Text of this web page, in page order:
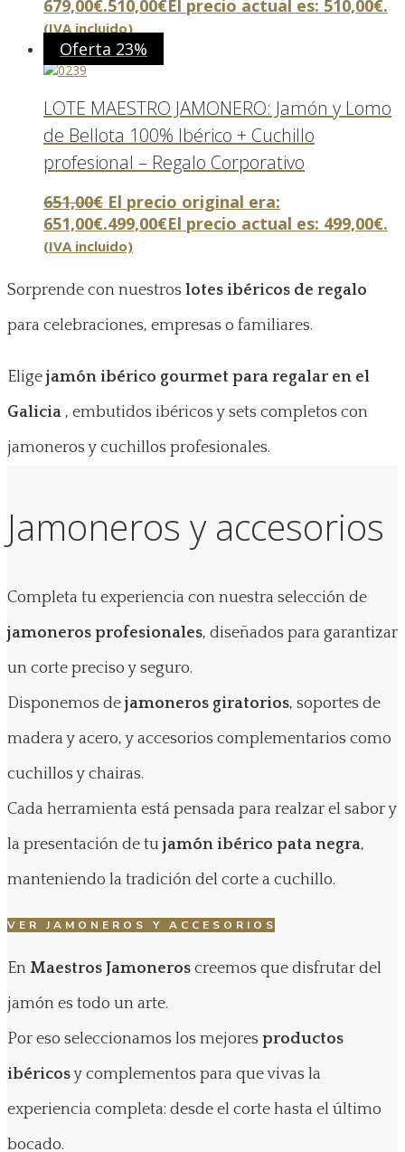
679,00€.510,00€El precio actual es: 510,00€.
(IVA incluido)
Oferta 23%
LOTE MAESTRO JAMONERO: Jamón y Lomo
de Bellota 100% Ibérico + Cuchillo
profesional – Regalo Corporativo
651,00€ El precio original era:
651,00€.499,00€El precio actual es: 499,00€.
(IVA incluido)
Sorprende con nuestros lotes ibéricos de regalo
para celebraciones, empresas o familiares.
Elige jamón ibérico gourmet para regalar en el
Galicia , embutidos ibéricos y sets completos con
jamoneros y cuchillos profesionales.
Jamoneros y accesorios
Completa tu experiencia con nuestra selección de
jamoneros profesionales, diseñados para garantizar
un corte preciso y seguro.
Disponemos de jamoneros giratorios, soportes de
madera y acero, y accesorios complementarios como
cuchillos y chairas.
Cada herramienta está pensada para realzar el sabor y
la presentación de tu jamón ibérico pata negra,
manteniendo la tradición del corte a cuchillo.
VER JAMONEROS Y ACCESORIOS
En Maestros Jamoneros creemos que disfrutar del
jamón es todo un arte.
Por eso seleccionamos los mejores productos
ibéricosy complementos para que vivas la
experiencia completa: desde el corte hasta el último
bocado.